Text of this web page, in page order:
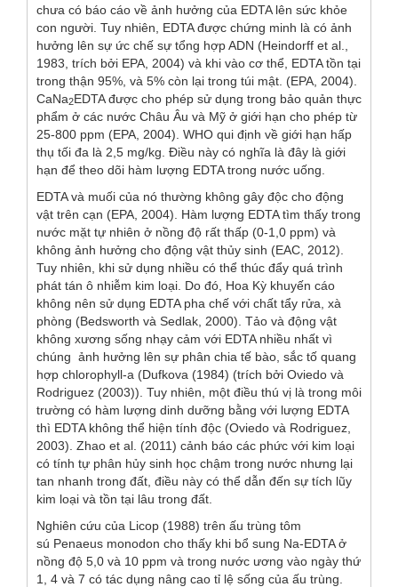
chưa có báo cáo về ảnh hưởng của EDTA lên sức khỏe
con người. Tuy nhiên, EDTA được chứng minh là có ảnh
hưởng lên sự ức chế sự tổng hợp ADN (Heindorff et al.
1983, trích bởi EPA, 2004) và khi vào cơ thể, EDTA tồn tại
trong thận 95%, và 5% còn lại trong túi mật. (EPA, 2004).
CaNa2EDTA được cho phép sử dụng trong bảo quản thực
phẩm ở các nước Châu Âu và Mỹ ở giới hạn cho phép từ
25-800 ppm (EPA, 2004). WHO qui định về giới hạn hấp
thụ tối đa là 2,5 mg/kg. Điều này có nghĩa là đây là giới
hạn để theo dõi hàm lượng EDTA trong nước uống.
EDTA và muối của nó thường không gây độc cho động
vật trên cạn (EPA, 2004). Hàm lượng EDTA tìm thấy trong
nước mặt tự nhiên ở nồng độ rất thấp (0-1,0 ppm) và
không ảnh hưởng cho động vật thủy sinh (EAC, 2012).
Tuy nhiên, khi sử dụng nhiều có thể thúc đẩy quá trình
phát tán ô nhiễm kim loại. Do đó, Hoa Kỳ khuyến cáo
không nên sử dụng EDTA pha chế với chất tẩy rửa, xà
phòng (Bedsworth và Sedlak, 2000). Tảo và động vật
không xương sống nhạy cảm với EDTA nhiều nhất vì
chúng ảnh hưởng lên sự phân chia tế bào, sắc tố quang
hợp chlorophyll-a (Dufkova (1984) (trích bởi Oviedo và
Rodriguez (2003)). Tuy nhiên, một điều thú vị là trong môi
trường có hàm lượng dinh dưỡng bằng với lượng EDTA
thì EDTA không thể hiện tính độc (Oviedo và Rodriguez,
2003). Zhao et al. (2011) cảnh báo các phức với kim loại
có tính tự phân hủy sinh học chậm trong nước nhưng lại
tan nhanh trong đất, điều này có thể dẫn đến sự tích lũy
kim loại và tồn tại lâu trong đất.
Nghiên cứu của Licop (1988) trên ấu trùng tôm
sú Penaeus monodon cho thấy khi bổ sung Na-EDTA ở
nồng độ 5,0 và 10 ppm và trong nước ương vào ngày thứ
1, 4 và 7 có tác dụng nâng cao tỉ lệ sống của ấu trùng.